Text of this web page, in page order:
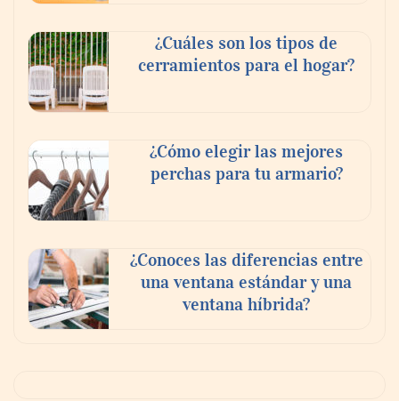
¿Cuáles son los tipos de
cerramientos para el hogar?
¿Cómo elegir las mejores
perchas para tu armario?
¿Conoces las diferencias entre
una ventana estándar y una
ventana híbrida?